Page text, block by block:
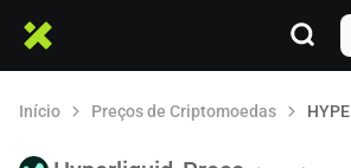
Início Preços de Criptomoedas HYPE